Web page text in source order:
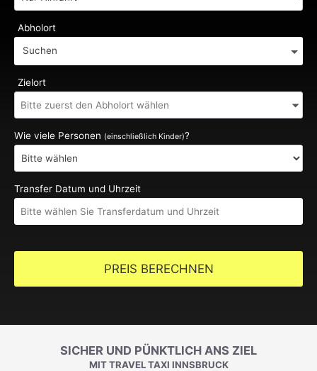
Abholort
Suchen
Zielort
Wie viele Personen (einschließlich Kinder)?
Transfer Datum und Uhrzeit
PREIS BERECHNEN
SICHER UND PÜNKTLICH ANS ZIEL
MIT TRAVEL TAXI INNSBRUCK